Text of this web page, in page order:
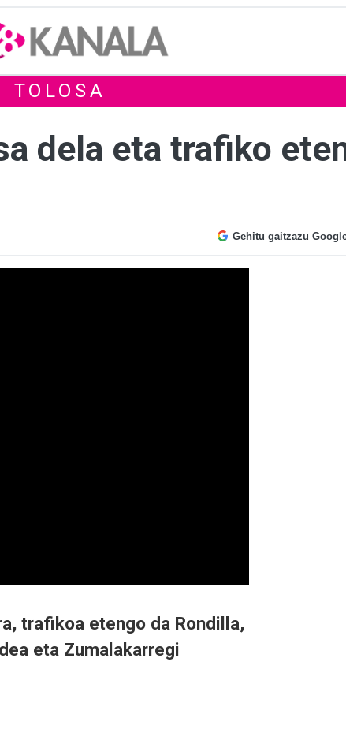
TOLOSA
dela eta trafiko
Gehitu gaitzazu
trafikoa etengo da Rondilla,
eta Zumalakarregi